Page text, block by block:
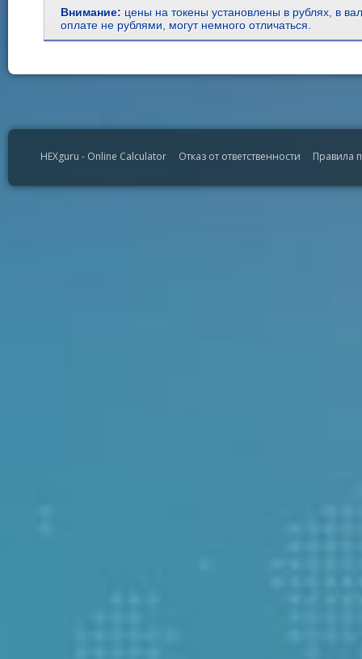
Внимание: цены на токены установлены в рублях, в
оплате не рублями, могут немного отличаться.
HEXguru - Online Calculator Отказ от ответственности Правила